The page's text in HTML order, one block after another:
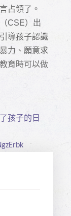
占領了。
CSE）出
導孩子認識
力、願意求
育時可以做
孩子的日